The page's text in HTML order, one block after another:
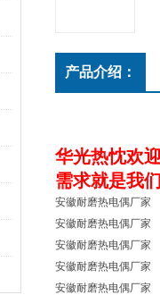
产品介绍：
华光热忱欢
需求就是我
安徽耐磨热电偶厂家
安徽耐磨热电偶厂家
安徽耐磨热电偶厂家
安徽耐磨热电偶厂家
安徽耐磨热电偶厂家